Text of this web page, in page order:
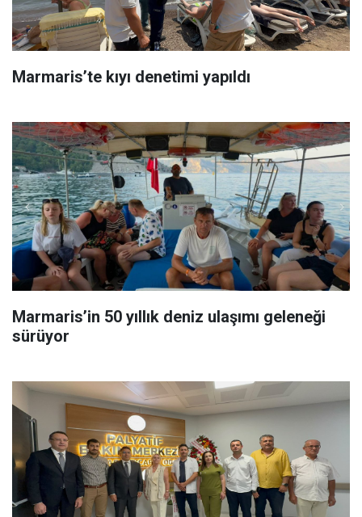
Marmaris’te kıyı denetimi yapıldı
Marmaris’in 50 yıllık deniz ulaşımı geleneği
sürüyor